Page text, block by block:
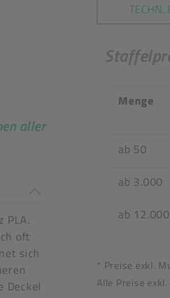
aller
überein
PLA.
oft
sich
Deckel
TECHN.
Menge
ab 50
ab 3.000
ab 12.000
* Preise exkl.
Alle Preise